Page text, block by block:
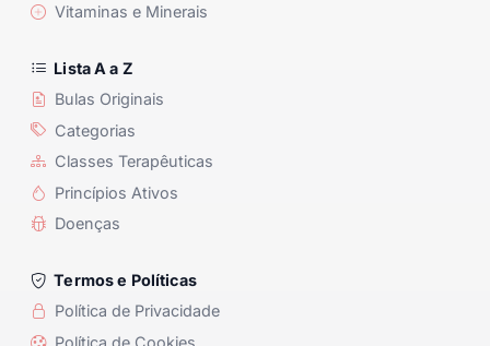
Vitaminas e Minerais
Lista A a Z
Bulas Originais
Categorias
Classes Terapêuticas
Princípios Ativos
Doenças
Termos e Políticas
Política de Privacidade
Política de Cookies